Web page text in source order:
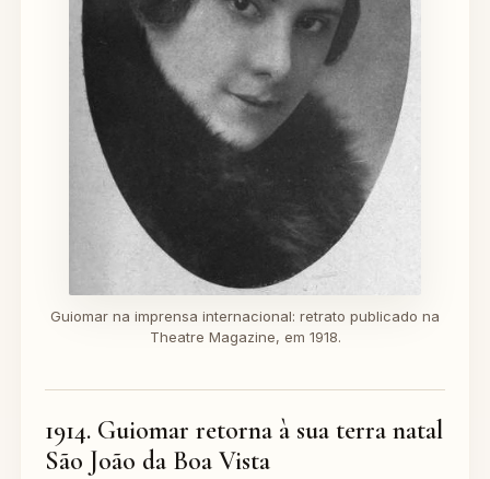
Guiomar na imprensa internacional: retrato publicado na
Theatre Magazine, em 1918.
1914. Guiomar retorna à sua terra natal
São João da Boa Vista